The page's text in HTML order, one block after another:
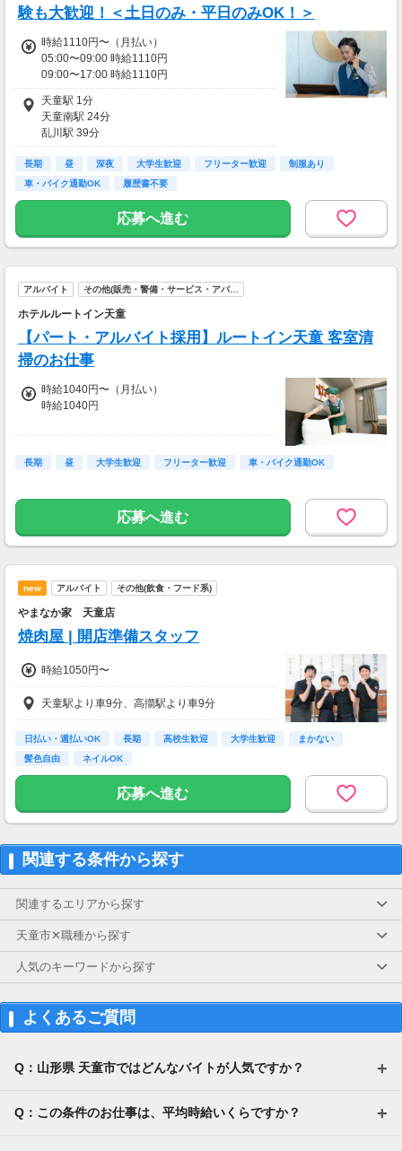
験も大歓迎！＜土日のみ・平日のみOK！＞
時給1110円〜（月払い）
05:00〜09:00 時給1110円
09:00〜17:00 時給1110円
17:00〜22:00 時給1110円
22:00〜05:00 時給1387円(深夜割増25%含)
※上記時給は、
時間帯別手当・深夜割増賃金を
※通勤手当：上限55000円/月 2km
■交通費
交通費一部支給（月上限55000円）
天童駅 1分
天童南駅 24分
乱川駅 39分
高擶駅 40分
漆山(山形県)駅 66分
長期 昼 深夜 大学生歓迎 フリーター歓迎
制服あり
車・バイク通勤OK
履歴書不要
応募へ進む
アルバイト その他(販売・警備・サービス・アパ…
ホテルルートイン天童
【パート・アルバイト採用】ルートイン天童 客室清
掃のお仕事
時給1040円〜（月払い）
時給1040円
試用期間中 時給1040円(試用期間2ヶ月)
交通費支給(当社規定あり)
その他
長期 昼 大学生歓迎 フリーター歓迎 車・バイク通勤OK
応募へ進む
new アルバイト その他(飲食・フード系)
やまなか家 天童店
焼肉屋 | 開店準備スタッフ
時給1050円〜
天童駅より車9分、高擶駅より車9分
日払い・週払いOK 長期 高校生歓迎 大学生歓迎
まかない
髪色自由
ネイルOK
応募へ進む
関連する条件から探す
関連するエリアから探す
天童市✕職種から探す
人気のキーワードから探す
よくあるご質問
Q：山形県 天童市ではどんなバイトが人気ですか？
Q：この条件のお仕事は、平均時給いくらですか？